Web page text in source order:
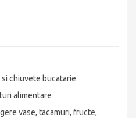
chiuvete bucatarie
alimentare
vase, tacamuri, fructe,